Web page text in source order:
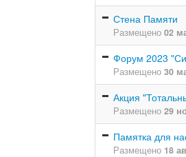
Стена Памяти
Размещено 02
Форум 2023
Размещено 30
Акция
Размещено 29
Памятка для
Размещено 18